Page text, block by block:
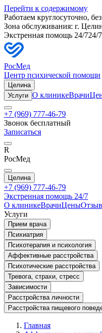
Перейти к содержимому
Работаем круглосуточно,
Зона обслуживания: г.
Экстренная помощь 24/724/7
РосМед
Центр психической помощи
Целина
Услуги О клиникеВрачи
+7 (969) 777-46-79
Звонок бесплатный
Записаться
R
РосМед
Целина
+7 (969) 777-46-79
Экстренная помощь 24/7
О клиникеВрачиЦены
Услуги
Прием врача
Психиатрия
Психотерапия и психология
Аффективные расстройства
Психотические расстройства
Тревога, страхи, стресс
Зависимости
Расстройства личности
Расстройства пищевого
Главная